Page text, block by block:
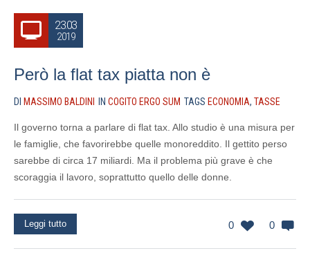
23.03
2019
Però la flat tax piatta non è
DI MASSIMO BALDINI IN COGITO ERGO SUM TAGS ECONOMIA, TASSE
Il governo torna a parlare di flat tax. Allo studio è una misura per
le famiglie, che favorirebbe quelle monoreddito. Il gettito perso
sarebbe di circa 17 miliardi. Ma il problema più grave è che
scoraggia il lavoro, soprattutto quello delle donne.
0 0
Leggi tutto